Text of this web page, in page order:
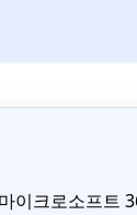
이크로소프트